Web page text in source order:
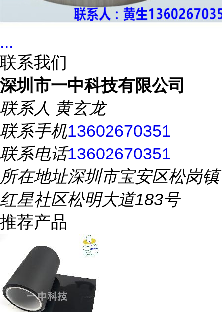
...
联系我们
深圳市一中科技有限公司
联系人 黄玄龙
联系手机13602670351
联系电话13602670351
所在地址深圳市宝安区松岗镇
红星社区松明大道183号
推荐产品